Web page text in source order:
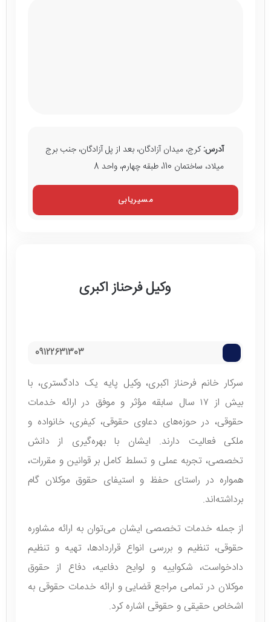
آدرس:کرج، میدان آزادگان، بعد از پل آزادگان، جنب برج
میلاد، ساختمان 110، طبقه چهارم، واحد 8
مسیریابی
وکیل فرحناز اکبری
09122631303
سرکار خانم فرحناز اکبری، وکیل پایه یک دادگستری، با
بیش از ۱۷ سال سابقه مؤثر و موفق در ارائه خدمات
حقوقی، در حوزه‌های دعاوی حقوقی، کیفری، خانواده و
ملکی فعالیت دارند. ایشان با بهره‌گیری از دانش
تخصصی، تجربه عملی و تسلط کامل بر قوانین و مقررات،
همواره در راستای حفظ و استیفای حقوق موکلان گام
برداشته‌اند.
از جمله خدمات تخصصی ایشان می‌توان به ارائه مشاوره
حقوقی، تنظیم و بررسی انواع قراردادها، تهیه و تنظیم
دادخواست، شکواییه و لوایح دفاعیه، دفاع از حقوق
موکلان در تمامی مراجع قضایی و ارائه خدمات حقوقی به
اشخاص حقیقی و حقوقی اشاره کرد.